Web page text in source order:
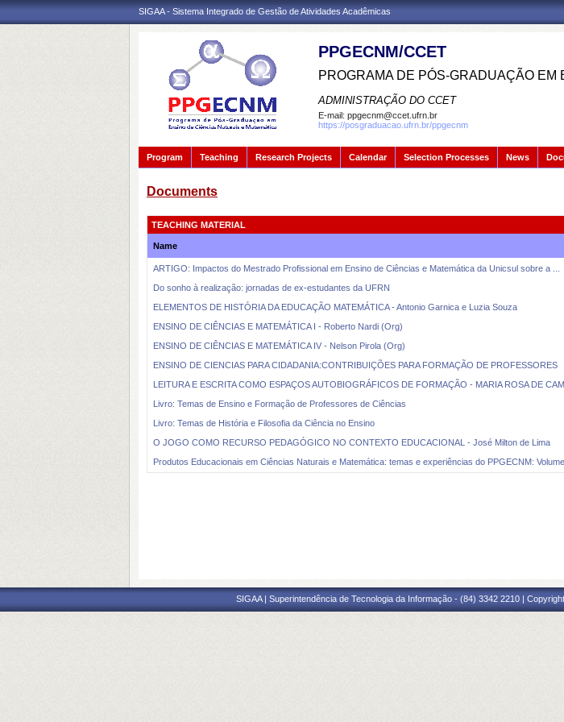
SIGAA - Sistema Integrado de Gestão de Atividades Acadêmicas
PPGECNM/CCET
PROGRAMA DE PÓS-GRADUAÇÃO
ADMINISTRAÇÃO DO CCET
E-mail: ppgecnm@ccet.ufrn.br
https://posgraduacao.ufrn.br/ppgecnm
Program Teaching Research Projects Calendar Selection Processes News
Documents
TEACHING MATERIAL
Name
ARTIGO: Impactos do Mestrado Profissional em Ensino de Ciências e Matemática da Unicsul sobre a ...
Do sonho à realização: jornadas de ex-estudantes da UFRN
ELEMENTOS DE HISTÓRIA DA EDUCAÇÃO MATEMÁTICA - Antonio Garnica e Luzia Souza
ENSINO DE CIÊNCIAS E MATEMÁTICA I - Roberto Nardi (Org)
ENSINO DE CIÊNCIAS E MATEMÁTICA IV - Nelson Pirola (Org)
ENSINO DE CIENCIAS PARA CIDADANIA:CONTRIBUIÇÕES PARA FORMAÇÃO DE PROFESSORES
LEITURA E ESCRITA COMO ESPAÇOS AUTOBIOGRÁFICOS DE FORMAÇÃO - MARIA ROSA DE
Livro: Temas de Ensino e Formação de Professores de Ciências
Livro: Temas de História e Filosofia da Ciência no Ensino
O JOGO COMO RECURSO PEDAGÓGICO NO CONTEXTO EDUCACIONAL - José Milton de Lima
Produtos Educacionais em Ciências Naturais e Matemática: temas e experiências do PPGECNM:
SIGAA | Superintendência de Tecnologia da Informação - (84) 3342 2210 |